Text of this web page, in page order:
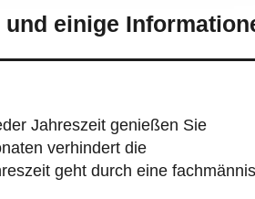
einige
Jahreszeit genießen Sie
verhindert die
geht durch eine